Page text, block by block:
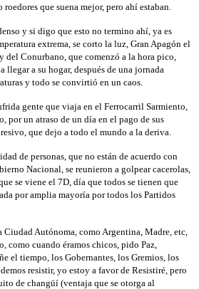
que suena mejor, pero ahí estaban.
y si digo que esto no termino ahí, ya es
extrema, se corto la luz, Gran Apagón el
del Conurbano, que comenzó a la hora pico,
llegar a su hogar, después de una jornada
y todo se convirtió en un caos.
gente que viaja en el Ferrocarril Sarmiento,
por un atraso de un día en el pago de sus
que dejo a todo el mundo a la deriva.
de personas, que no están de acuerdo con
Nacional, se reunieron a golpear cacerolas,
se viene el 7D, día que todos se tienen que
por amplia mayoría por todos los Partidos
Autónoma, como Argentina, Madre, etc,
como cuando éramos chicos, pido Paz,
el tiempo, los Gobernantes, los Gremios, los
resistir, yo estoy a favor de Resistiré, pero
de changüí (ventaja que se otorga al